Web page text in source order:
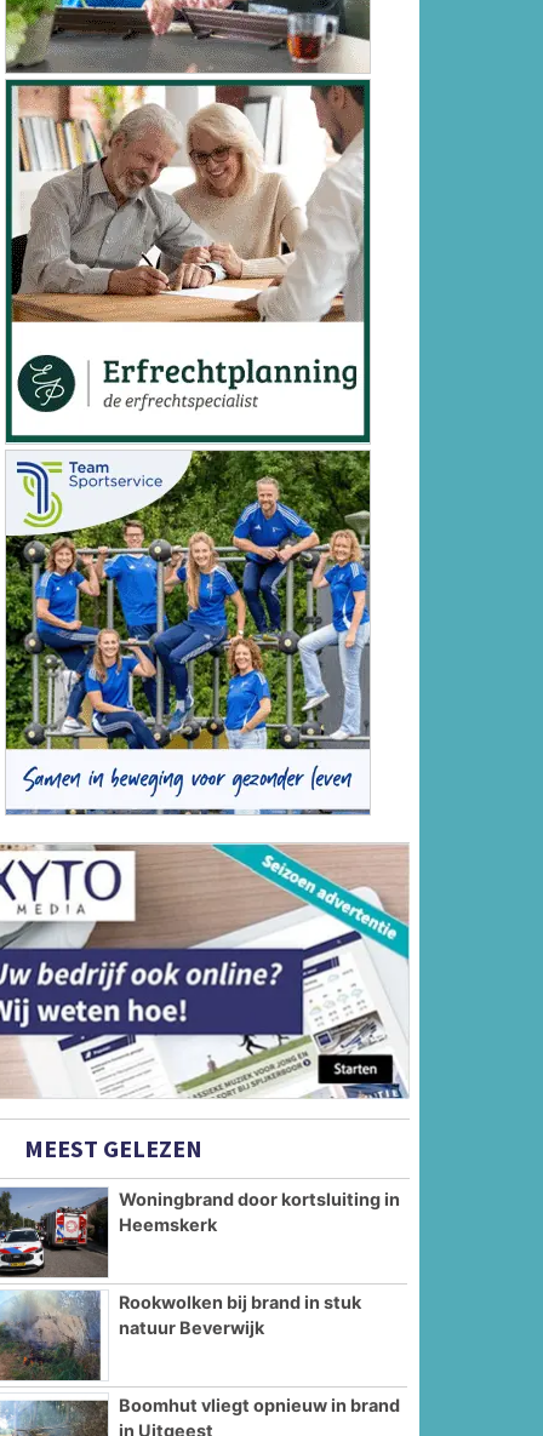
MEEST GELEZEN
Woningbrand door kortsluiting in
Heemskerk
Rookwolken bij brand in stuk
natuur Beverwijk
Boomhut vliegt opnieuw in brand
in Uitgeest